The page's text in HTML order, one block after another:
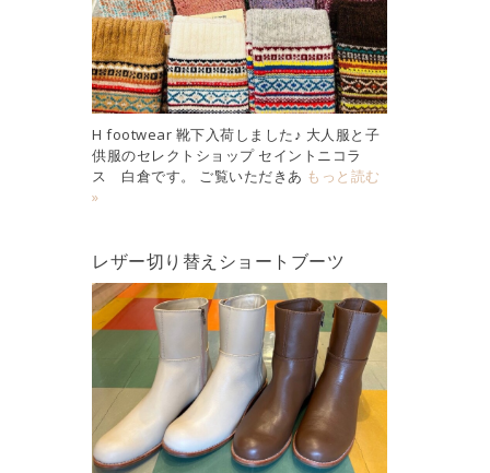
H footwear 靴下入荷しました♪ 大人服と子
供服のセレクトショップ セイントニコラ
ス 白倉です。 ご覧いただきあ もっと読む
»
レザー切り替えショートブーツ